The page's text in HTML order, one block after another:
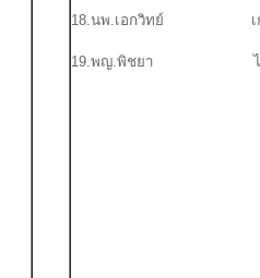
18.นพ.เอกวิทย์ เก
19.พญ.พิชยา ไวท